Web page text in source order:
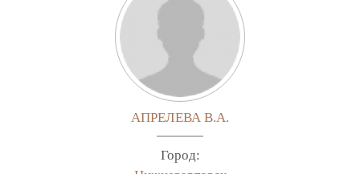
АПРЕЛЕВА В.А.
Город: